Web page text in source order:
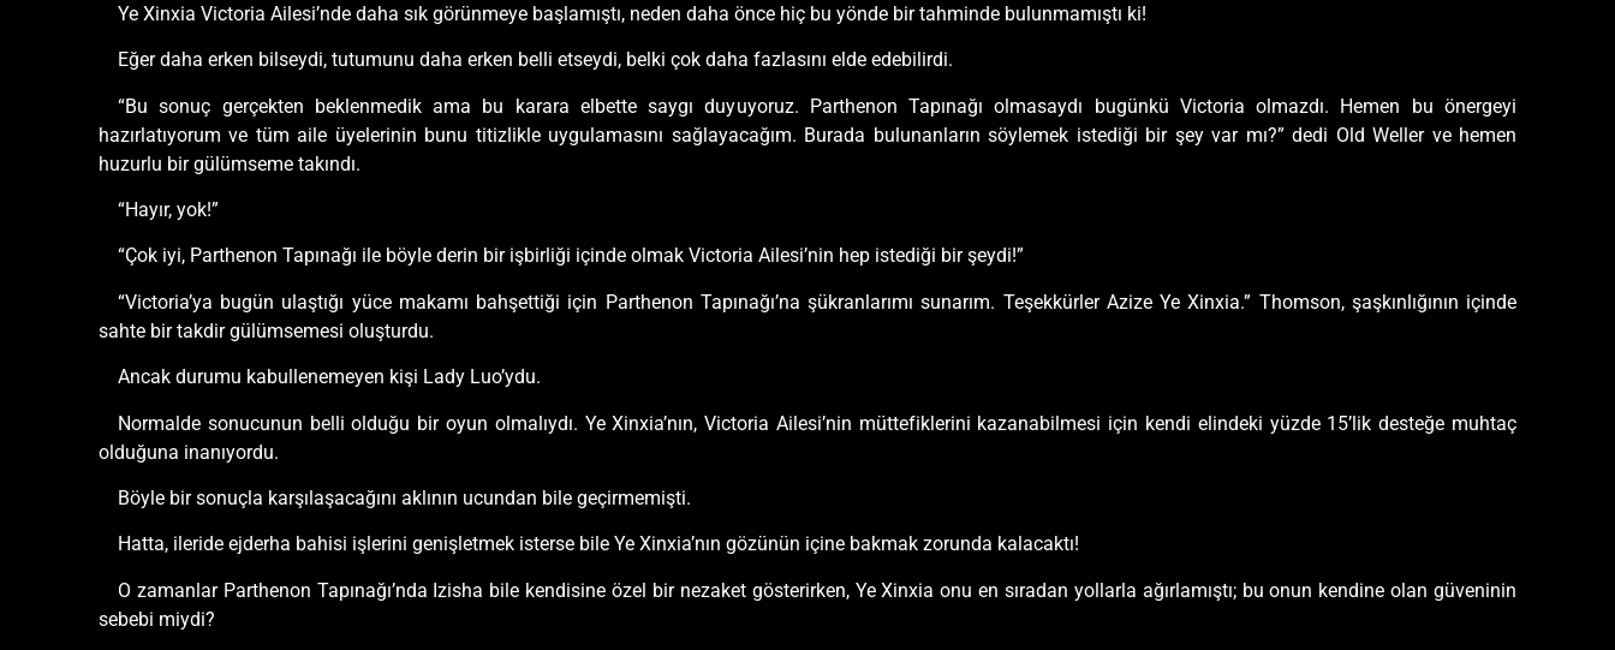
Ye Xinxia Victoria Ailesi’nde daha sık görünmeye başlamıştı, neden daha önce hiç bu yönde bir tahminde bulunmamıştı ki!
Eğer daha erken bilseydi, tutumunu daha erken belli etseydi, belki çok daha fazlasını elde edebilirdi.
“Bu sonuç gerçekten beklenmedik ama bu karara elbette saygı duyuyoruz. Parthenon Tapınağı olmasaydı bugünkü Victoria olmazdı. Hemen bu önergeyi
hazırlatıyorum ve tüm aile üyelerinin bunu titizlikle uygulamasını sağlayacağım. Burada bulunanların söylemek istediği bir şey var mı?” dedi Old Weller ve hemen
huzurlu bir gülümseme takındı.
“Hayır, yok!”
“Çok iyi, Parthenon Tapınağı ile böyle derin bir işbirliği içinde olmak Victoria Ailesi’nin hep istediği bir şeydi!”
“Victoria’ya bugün ulaştığı yüce makamı bahşettiği için Parthenon Tapınağı’na şükranlarımı sunarım. Teşekkürler Azize Ye Xinxia.” Thomson, şaşkınlığının içinde
sahte bir takdir gülümsemesi oluşturdu.
Ancak durumu kabullenemeyen kişi Lady Luo’ydu.
Normalde sonucunun belli olduğu bir oyun olmalıydı. Ye Xinxia’nın, Victoria Ailesi’nin müttefiklerini kazanabilmesi için kendi elindeki yüzde 15’lik desteğe muhtaç
olduğuna inanıyordu.
Böyle bir sonuçla karşılaşacağını aklının ucundan bile geçirmemişti.
Hatta, ileride ejderha bahisi işlerini genişletmek isterse bile Ye Xinxia’nın gözünün içine bakmak zorunda kalacaktı!
O zamanlar Parthenon Tapınağı’nda Izisha bile kendisine özel bir nezaket gösterirken, Ye Xinxia onu en sıradan yollarla ağırlamıştı; bu onun kendine olan güveninin
sebebi miydi?